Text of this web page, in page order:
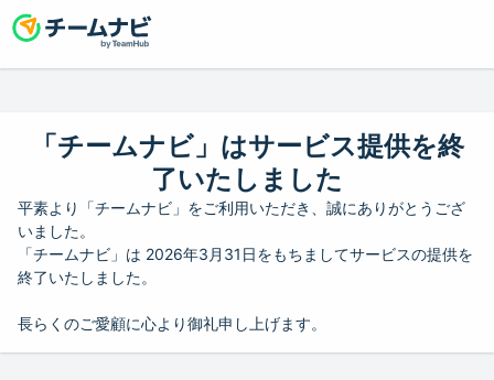
「チームナビ」はサービス提供を終
了いたしました
平素より「チームナビ」をご利用いただき、誠にありがとうござ
いました。
「チームナビ」は 2026年3月31日をもちましてサービスの提供を
終了いたしました。
長らくのご愛顧に心より御礼申し上げます。